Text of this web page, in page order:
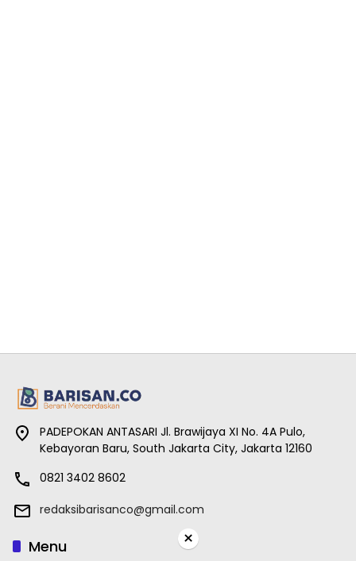
PADEPOKAN ANTASARI Jl. Brawijaya XI No. 4A Pulo,
Kebayoran Baru, South Jakarta City, Jakarta 12160
0821 3402 8602
redaksibarisanco@gmail.com
Menu ×